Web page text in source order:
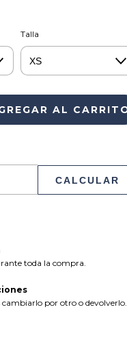
Talla
CALCULAR
toda la compra.
cambiarlo por otro o devolverlo.